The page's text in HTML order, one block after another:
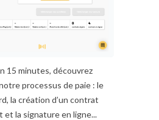
15 minutes, découvrez
processus de paie : le
la création d’un contrat
et la signature en ligne...